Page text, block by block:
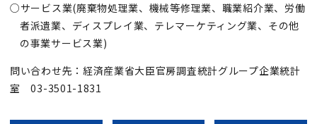
○サービス業(廃棄物処理業、機械等修理業、職業紹介業、労働
者派遺業、ディスプレイ業、テレマーケティング業、その他
の事業サービス業)
問い合わせ先：経済産業省大臣官房調査統計グループ企業統計
室 03-3501-1831